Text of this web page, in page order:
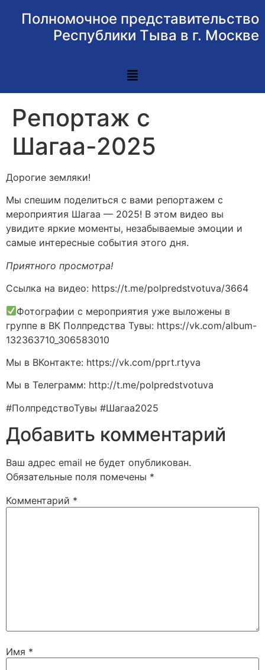
Полномочное представительство
Республики Тыва в г. Москве
Репортаж с
Шагаа-2025
Дорогие земляки!
Мы спешим поделиться с вами репортажем с
мероприятия Шагаа — 2025! В этом видео вы
увидите яркие моменты, незабываемые эмоции и
самые интересные события этого дня.
Приятного просмотра!
Ссылка на видео: https://t.me/polpredstvotuva/3664
Фотографии с мероприятия уже выложены в
группе в ВК Полпредства Тувы: https://vk.com/album-
132363710_306583010
Мы в ВКонтакте: https://vk.com/pprt.rtyva
Мы в Телеграмм: http://t.me/polpredstvotuva
#ПолпредствоТувы #Шагаа2025
Добавить комментарий
Ваш адрес email не будет опубликован.
Обязательные поля помечены *
Комментарий *
Имя *